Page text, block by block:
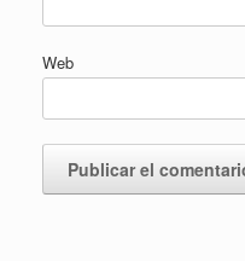
Web